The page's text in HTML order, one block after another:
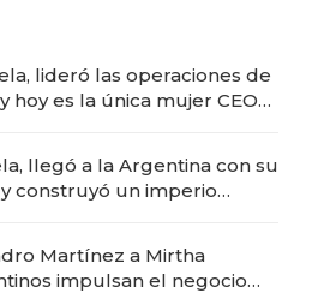
lideró las operaciones de
hoy es la única mujer CEO
llegó a la Argentina con su
construyó un imperio
Martínez a Mirtha
impulsan el negocio